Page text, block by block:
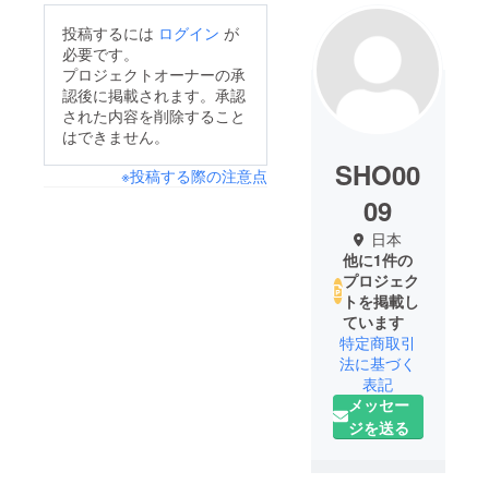
投稿するには ログイン が
必要です。
プロジェクトオーナーの承
認後に掲載されます。承認
された内容を削除すること
はできません。
※投稿する際の注意点
SHO00
09
日本
他に1件の
プロジェク
トを掲載し
ています
特定商取引
法に基づく
表記
メッセー
ジを送る